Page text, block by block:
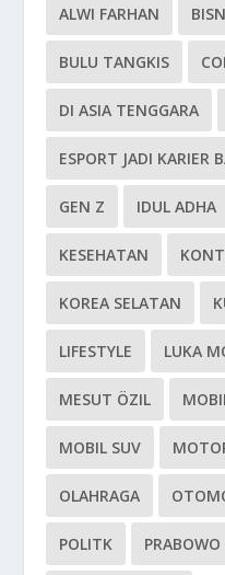
ALWI FARHAN
BULU TANGKIS
DI ASIA TENGGARA
ESPORT JADI KARIER
GEN Z IDUL ADHA
KESEHATAN
KOREA SELATAN
LIFESTYLE LUKA
MESUT ÖZIL
MOBIL SUV
OLAHRAGA
POLITK PRABOWO